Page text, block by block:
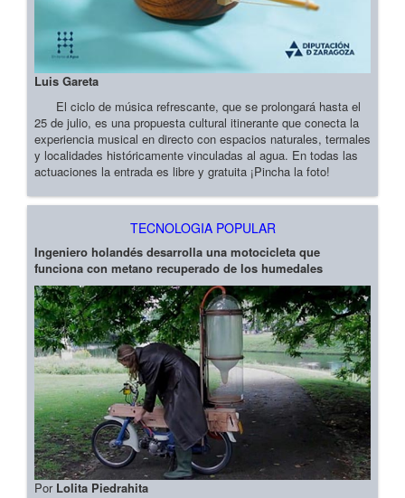
Luis Gareta
El ciclo de música refrescante, que se prolongará hasta el
25 de julio, es una propuesta cultural itinerante que conecta la
experiencia musical en directo con espacios naturales, termales
y localidades históricamente vinculadas al agua. En todas las
actuaciones la entrada es libre y gratuita ¡Pincha la foto!
TECNOLOGIA POPULAR
Ingeniero holandés desarrolla una motocicleta que
funciona con metano recuperado de los humedales
Por Lolita Piedrahita